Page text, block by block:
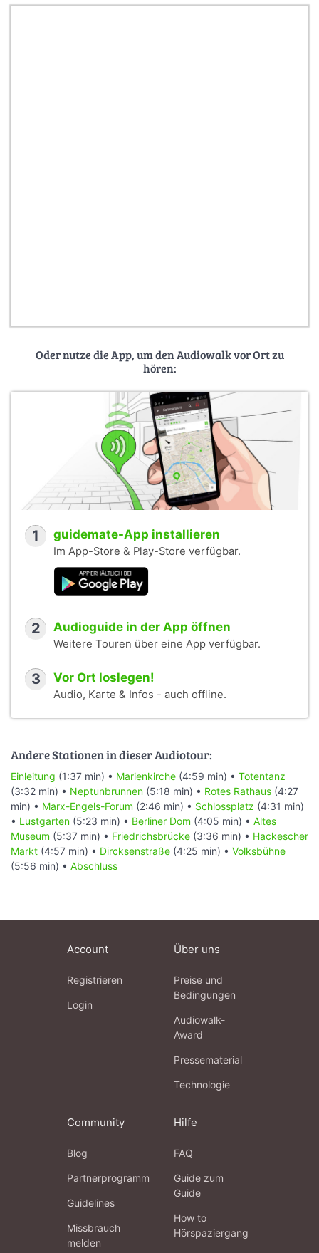
Oder nutze die App, um den Audiowalk vor Ort zu
hören:
1 guidemate-App installieren
Im App-Store & Play-Store verfügbar.
2 Audioguide in der App öffnen
Weitere Touren über eine App verfügbar.
3 Vor Ort loslegen!
Audio, Karte & Infos - auch offline.
Andere Stationen in dieser Audiotour:
Einleitung (1:37 min) • Marienkirche (4:59 min) • Totentanz
(3:32 min) • Neptunbrunnen (5:18 min) • Rotes Rathaus (4:27
min) • Marx-Engels-Forum (2:46 min) • Schlossplatz (4:31 min)
• Lustgarten (5:23 min) • Berliner Dom (4:05 min) • Altes
Museum (5:37 min) • Friedrichsbrücke (3:36 min) • Hackescher
Markt (4:57 min) • Dircksenstraße (4:25 min) • Volksbühne
(5:56 min) • Abschluss
Account
Registrieren
Login
Über uns
Preise und
Bedingungen
Audiowalk-
Award
Pressematerial
Technologie
Community
Blog
Partnerprogramm
Guidelines
Missbrauch
melden
Hilfe
FAQ
Guide zum
Guide
How to
Hörspaziergang